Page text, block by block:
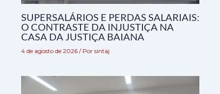
SUPERSALÁRIOS E PERDAS SALARIAIS:
O CONTRASTE DA INJUSTIÇA NA
CASA DA JUSTIÇA BAIANA
4 de agosto de 2026 / Por sintaj